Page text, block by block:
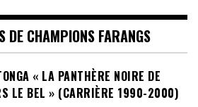
DE CHAMPIONS FARANGS
« LA PANTHÈRE NOIRE DE
LE BEL » (CARRIÈRE 1990-2000)